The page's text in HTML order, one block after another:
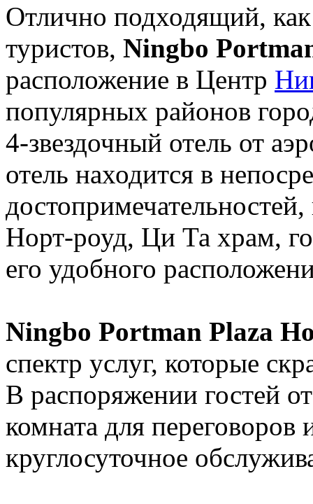
Отлично подходящий,
туристов, Ningbo
расположение в Центр
популярных районов
4-звездочный отель от
отель находится в
Норт-роуд, Ци Та храм,
его удобного
Ningbo Portman Plaza
спектр услуг, которые
В распоряжении гостей
комната для
круглосуточное